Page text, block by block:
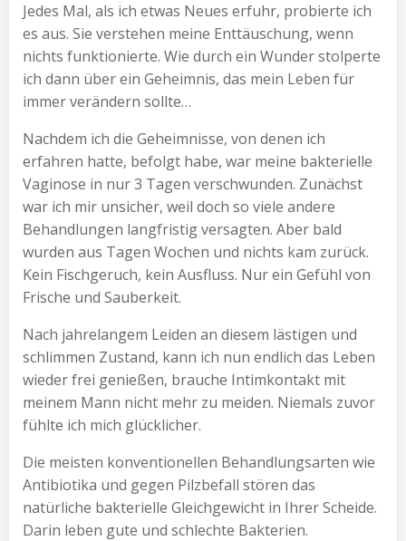
Jedes Mal, als ich etwas Neues erfuhr, probierte ich
es aus. Sie verstehen meine Enttäuschung, wenn
nichts funktionierte. Wie durch ein Wunder stolperte
ich dann über ein Geheimnis, das mein Leben für
immer verändern sollte…
Nachdem ich die Geheimnisse, von denen ich
erfahren hatte, befolgt habe, war meine bakterielle
Vaginose in nur 3 Tagen verschwunden. Zunächst
war ich mir unsicher, weil doch so viele andere
Behandlungen langfristig versagten. Aber bald
wurden aus Tagen Wochen und nichts kam zurück.
Kein Fischgeruch, kein Ausfluss. Nur ein Gefühl von
Frische und Sauberkeit.
Nach jahrelangem Leiden an diesem lästigen und
schlimmen Zustand, kann ich nun endlich das Leben
wieder frei genießen, brauche Intimkontakt mit
meinem Mann nicht mehr zu meiden. Niemals zuvor
fühlte ich mich glücklicher.
Die meisten konventionellen Behandlungsarten wie
Antibiotika und gegen Pilzbefall stören das
natürliche bakterielle Gleichgewicht in Ihrer Scheide.
Darin leben gute und schlechte Bakterien.